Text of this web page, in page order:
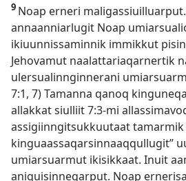
9 Noap erneri
annaanniarlugit Noap
ikiuunnissaminnik immikkut
Jehovamut naalattariaqarnertik
ulersualinnginnerani
7:1, 7) Tamanna qanoq
allakkat siulliit 7:3-mi
assigiinngitsukkuutaat
kinguaassaqarsinnaaqqullugit”
umiarsuarmut ikisikkaat. Inuit
aniguisinneqarput. Noap